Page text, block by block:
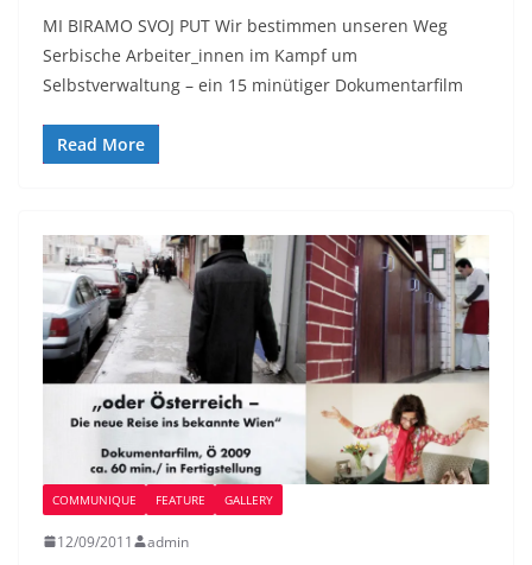
MI BIRAMO SVOJ PUT Wir bestimmen unseren Weg
Serbische Arbeiter_innen im Kampf um
Selbstverwaltung – ein 15 minütiger Dokumentarfilm
Read More
COMMUNIQUE FEATURE GALLERY
12/09/2011 admin